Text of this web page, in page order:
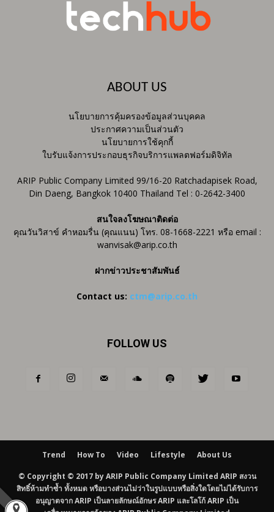
ABOUT US
นโยบายการคุ้มครองข้อมูลส่วนบุคคล
ประกาศความเป็นส่วนตัว
นโยบายการใช้คุกกี้
ใบรับแจ้งการประกอบธุรกิจบริการแพลตฟอร์มดิจิทัล
ARIP Public Company Limited 99/16-20 Ratchadapisek Road,
Din Daeng, Bangkok 10400 Thailand Tel : 0-2642-3400
สนใจลงโฆษณาติดต่อ
คุณวันวิสาข์ คำหอมรื่น (คุณแนน) โทร. 08-1668-2221 หรือ email :
wanvisak@arip.co.th
ฝากข่าวประชาสัมพันธ์
Contact us: ctm@arip.co.th
FOLLOW US
Trend How To Video Lifestyle About Us
© Copyright © 2017 by ARIP Public Company Limited ARIP สงวน
สิทธิ์ห้ามทำซ้ำ ทั้งหมด หรือบางส่วนไม่ว่าในรูปแบบหรือสิ่งใดโดยไม่ได้รับการ
อนุญาตจาก ARIP เป็นลายลักษณ์อักษร ARIP และโลโก้ ARIP เป็น